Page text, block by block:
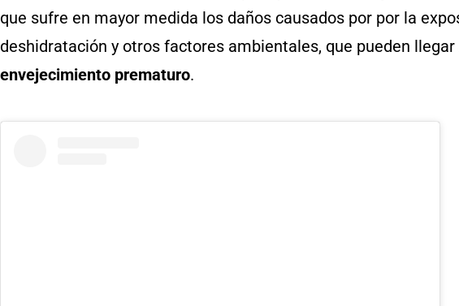
que sufre en mayor medida los daños causados por por la
deshidratación y otros factores ambientales, que pueden llegar
envejecimiento prematuro.